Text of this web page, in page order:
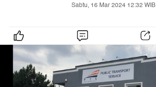
Sabtu, 16 Mar 2024 12:32 WIB